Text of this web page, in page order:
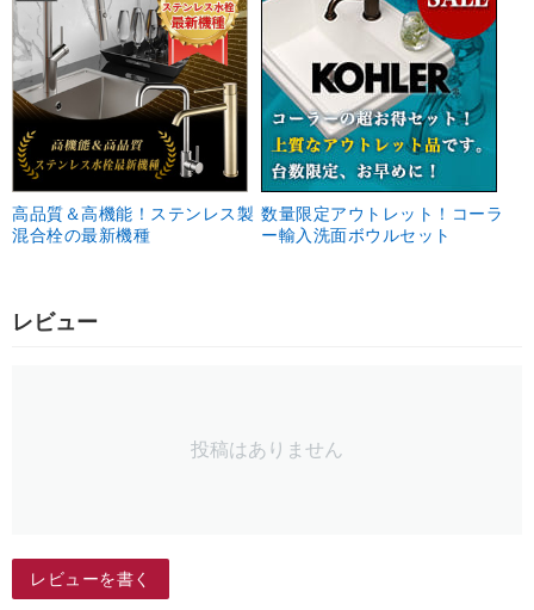
高品質＆高機能！ステンレス製
混合栓の最新機種
数量限定アウトレット！コーラ
ー輸入洗面ボウルセット
レビュー
投稿はありません
レビューを書く